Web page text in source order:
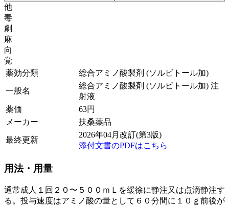
他
毒
劇
麻
向
覚
薬効分類
総合アミノ酸製剤 (ソルビトール加)
一般名
総合アミノ酸製剤 (ソルビトール加) 注
射液
薬価
63円
メーカー
扶桑薬品
最終更新
2026年04月改訂(第3版)
添付文書のPDFはこちら
用法・用量
通常成人１回２０〜５００ｍＬを緩徐に静注又は点滴静注す
る。投与速度はアミノ酸の量として６０分間に１０ｇ前後が